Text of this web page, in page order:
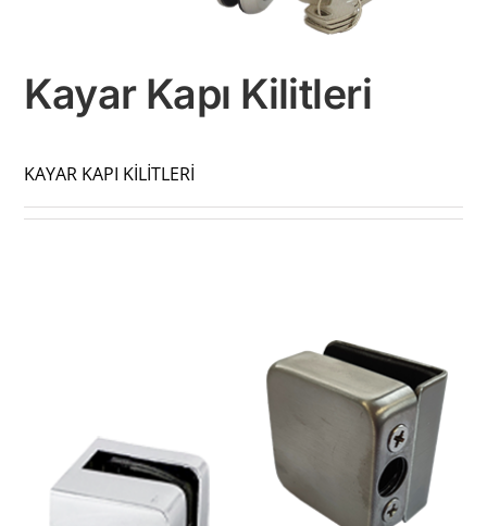
Kayar Kapı Kilitleri
KAYAR KAPI KİLİTLERİ